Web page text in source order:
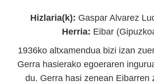
Hizlaria(k): Gaspar Alvarez
Herria: Eibar
1936ko altxamendua bizi izan
Gerra hasierako egoeraren
du. Gerra hasi zenean Eibarren